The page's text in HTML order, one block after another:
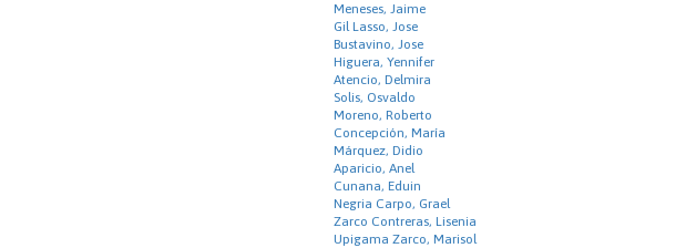
Meneses, Jaime
Gil Lasso, Jose
Bustavino, Jose
Higuera, Yennifer
Atencio, Delmira
Solis, Osvaldo
Moreno, Roberto
Concepción, María
Márquez, Didio
Aparicio, Anel
Cunana, Eduin
Negria Carpo, Grael
Zarco Contreras, Lisenia
Upigama Zarco, Marisol